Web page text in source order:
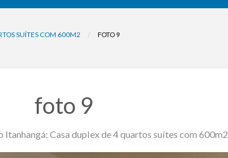
SUÍTES COM 600M2 FOTO 9
foto 9
Casa duplex de 4 quartos suítes com 600m2